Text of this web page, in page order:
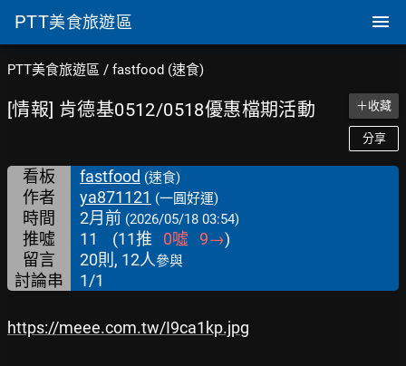
PTT美食旅遊區
PTT美食旅遊區 / fastfood (速食)
[情報] 肯德基0512/0518優惠檔期活動 ＋收藏
分享
看板 fastfood (速食)
作者 ya871121 (一圓好運)
時間 2月前 (2026/05/18 03:54)
推噓 11 (11推 0噓 9→)
留言
20則, 12人參與
討論串 1/1
https://meee.com.tw/I9ca1kp.jpg